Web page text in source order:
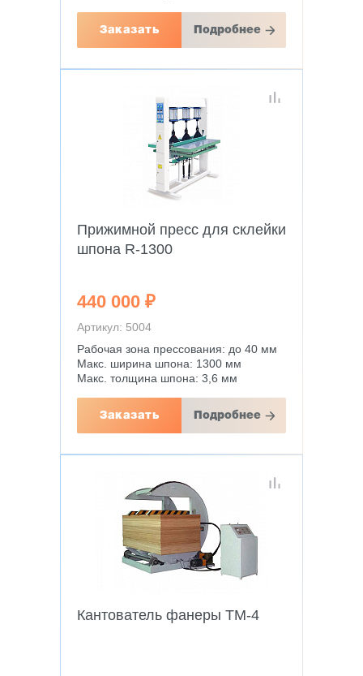
Заказать Подробнее
Прижимной пресс для склейки
шпона R-1300
440 000 ₽
Артикул: 5004
Рабочая зона прессования: до 40 мм
Макс. ширина шпона: 1300 мм
Макс. толщина шпона: 3,6 мм
Заказать Подробнее
Кантователь фанеры TM-4